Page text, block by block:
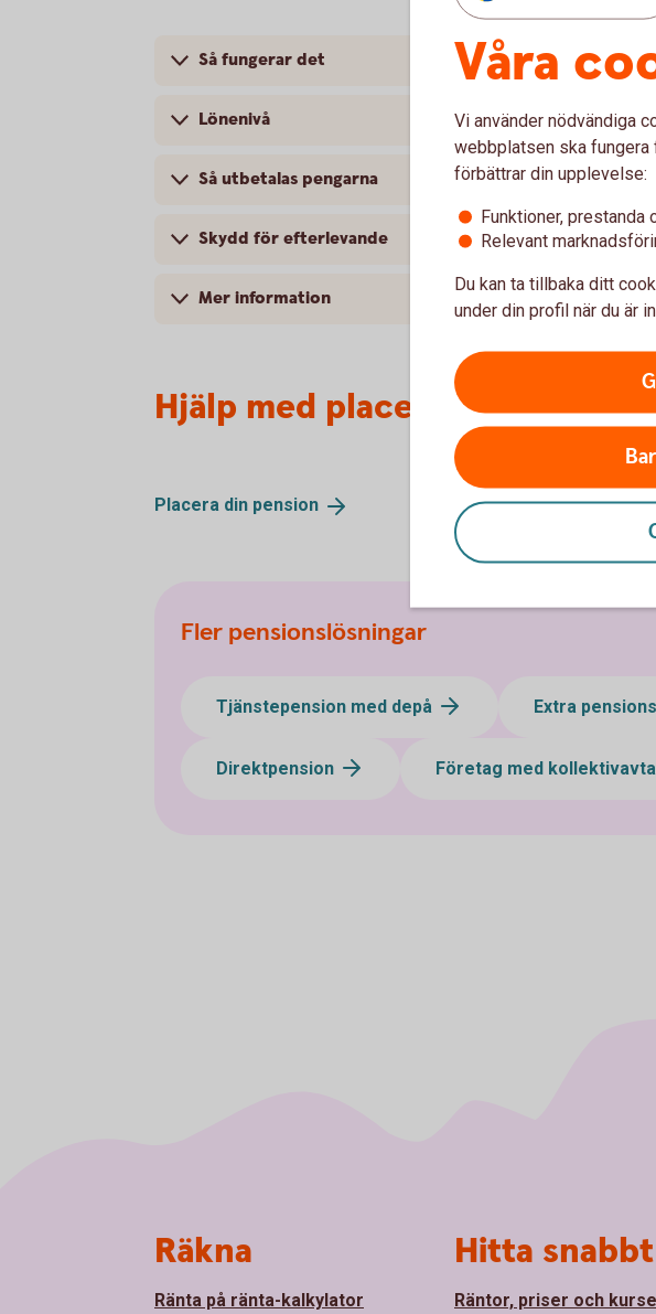
Så fungerar det
Lönenivå
Så utbetalas pengarna
Skydd för efterlevande
Mer information
Hjälp med placering
Placera din pension
Fler pensionslösningar
Tjänstepension med depå Extra
Direktpension Företag med
Våra
Vi använder nödvändiga
webbplatsen ska fungera
förbättrar din upplevelse:
Funktioner, prestanda
Relevant
Du kan ta tillbaka ditt
under din profil när du är
Räkna
Ränta på ränta-kalkylator
Hitta snabbt
Räntor, priser och